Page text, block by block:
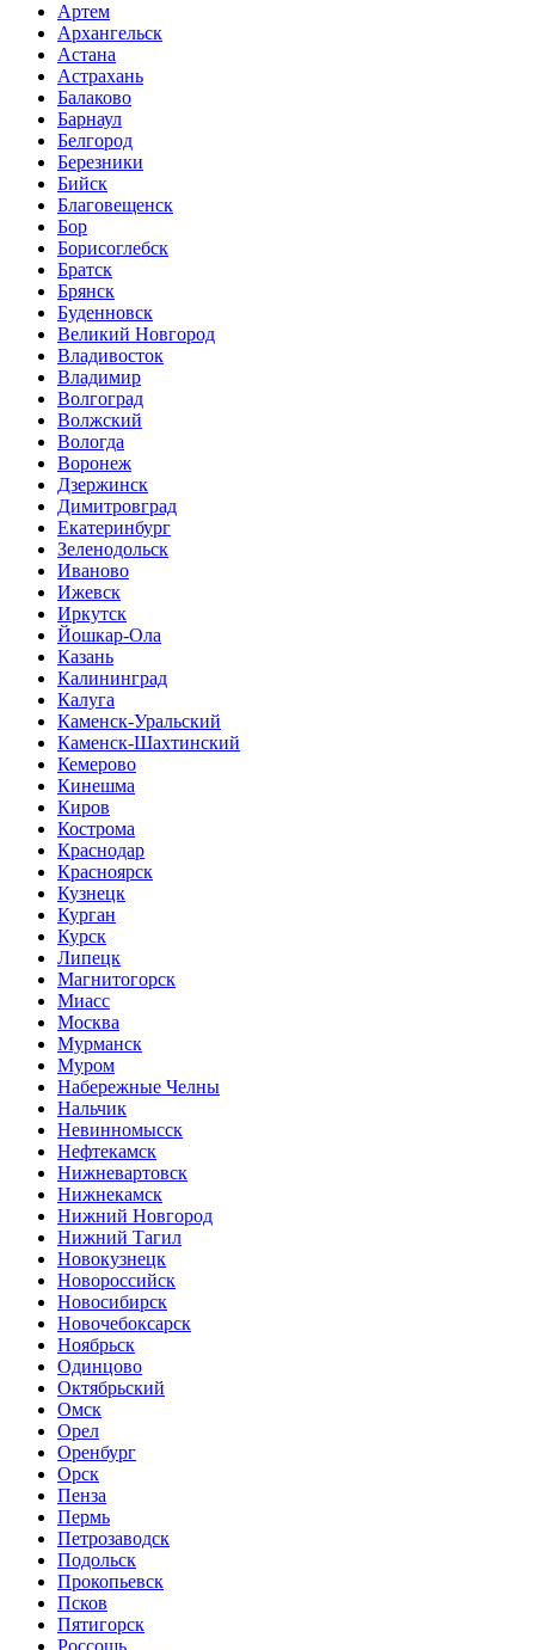
Артем
Архангельск
Астана
Астрахань
Балаково
Барнаул
Белгород
Березники
Бийск
Благовещенск
Бор
Борисоглебск
Братск
Брянск
Буденновск
Великий Новгород
Владивосток
Владимир
Волгоград
Волжский
Вологда
Воронеж
Дзержинск
Димитровград
Екатеринбург
Зеленодольск
Иваново
Ижевск
Иркутск
Йошкар-Ола
Казань
Калининград
Калуга
Каменск-Уральский
Каменск-Шахтинский
Кемерово
Кинешма
Киров
Кострома
Краснодар
Красноярск
Кузнецк
Курган
Курск
Липецк
Магнитогорск
Миасс
Москва
Мурманск
Муром
Набережные Челны
Нальчик
Невинномысск
Нефтекамск
Нижневартовск
Нижнекамск
Нижний Новгород
Нижний Тагил
Новокузнецк
Новороссийск
Новосибирск
Новочебоксарск
Ноябрьск
Одинцово
Октябрьский
Омск
Орел
Оренбург
Орск
Пенза
Пермь
Петрозаводск
Подольск
Прокопьевск
Псков
Пятигорск
Россошь